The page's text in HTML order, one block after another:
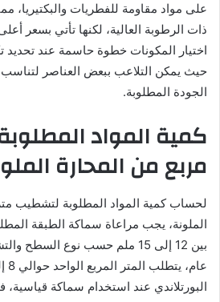
على مواد مقاومة للفطريات والبكتيريا،
ذات الرطوبة العالية، لكنها تأتي بسعر
اختيار المكونات خطوة حاسمة عند تحديد
حيث يمكن التلاعب ببعض العناصر لتناسب
الجودة المطلوبة.
كمية المواد
مربع من المحارة
لحساب كمية المواد المطلوبة لتشطيب
الملونة، يجب مراعاة سماكة الطبقة
بين 12 إلى 15 ملم حسب نوع
البورتلاندي عند استخدام سماكة قياسية،